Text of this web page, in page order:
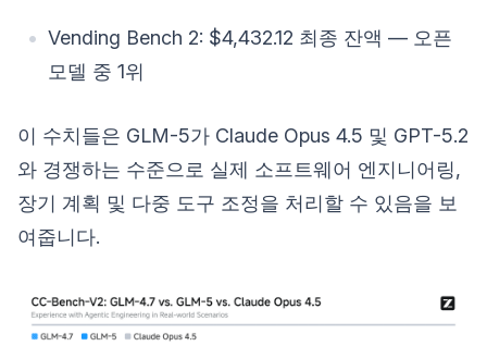
Vending Bench 2: $4,432.12 최종 잔액 — 오픈
모델 중 1위
이 수치들은 GLM-5가 Claude Opus 4.5 및 GPT-5.2
와 경쟁하는 수준으로 실제 소프트웨어 엔지니어링,
장기 계획 및 다중 도구 조정을 처리할 수 있음을 보
여줍니다.